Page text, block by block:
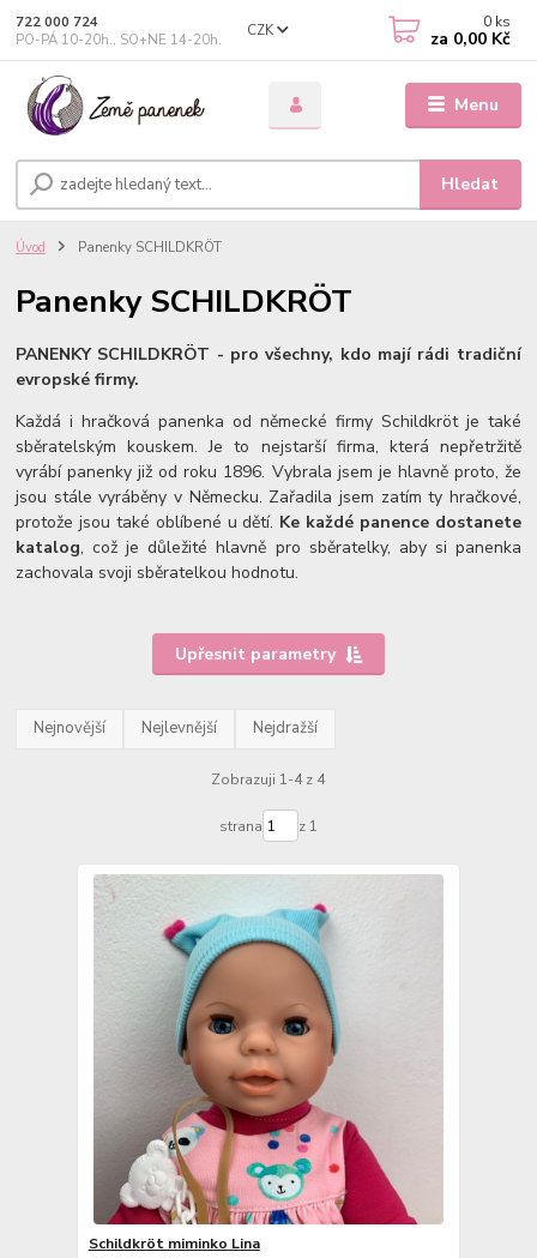
Menu
CZK
Hledat
722 000 724
PO-PÁ 10-20h., SO+NE 14-20h.
0 ks
za 0,00 Kč
Úvod Panenky SCHILDKRÖT
Panenky SCHILDKRÖT
PANENKY SCHILDKRÖT - pro všechny, kdo mají rádi tradiční
evropské firmy.
Každá i hračková panenka od německé firmy Schildkröt je také
sběratelským kouskem. Je to nejstarší firma, která nepřetržitě
vyrábí panenky již od roku 1896. Vybrala jsem je hlavně proto, že
jsou stále vyráběny v Německu. Zařadila jsem zatím ty hračkové,
protože jsou také oblíbené u dětí. Ke každé panence dostanete
katalog, což je důležité hlavně pro sběratelky, aby si panenka
zachovala svoji sběratelkou hodnotu.
Upřesnit parametry
Nejnovější Nejlevnější Nejdražší
Zobrazuji 1-4 z 4
strana z 1
Schildkröt miminko Lina